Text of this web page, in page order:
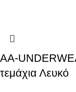
AA-
τεμάχια Λευκό